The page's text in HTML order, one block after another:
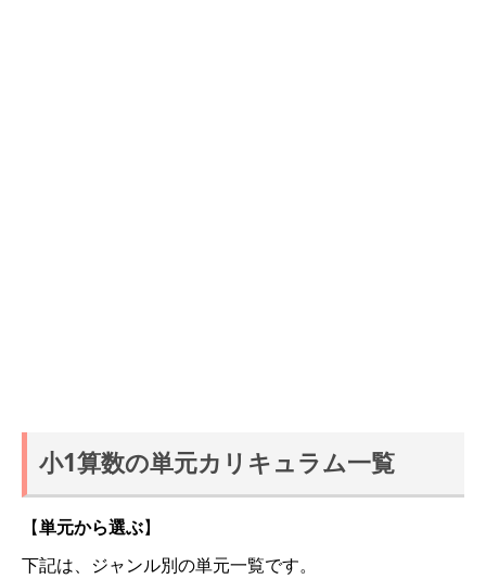
小1算数の単元カリキュラム一覧
【単元から選ぶ】
下記は、ジャンル別の単元一覧です。